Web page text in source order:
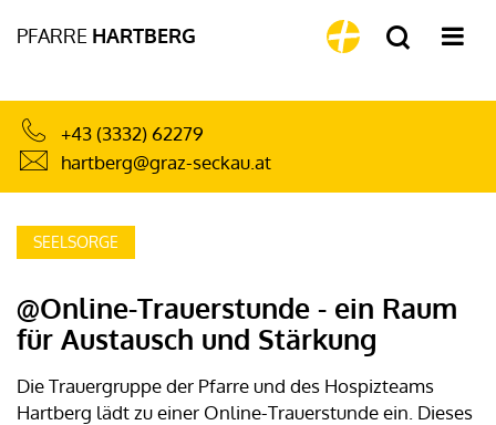
PFARRE HARTBERG
+43 (3332) 62279
hartberg@graz-seckau.at
SEELSORGE
@Online-Trauerstunde - ein Raum
für Austausch und Stärkung
Die Trauergruppe der Pfarre und des Hospizteams
Hartberg lädt zu einer Online-Trauerstunde ein. Dieses